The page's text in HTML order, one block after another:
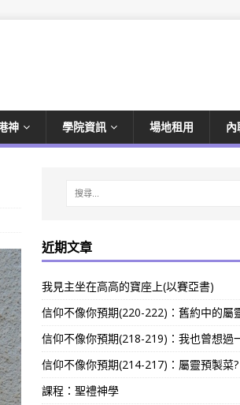
神 學院資訊 場地租用 內
近期文章
我見主坐在高高的寶座上(以賽亞書)
信仰不像你預期(220-222)：舊約中的屬
信仰不像你預期(218-219)：我也曾想過
信仰不像你預期(214-217)：屬靈預製菜?
課程：聖禮神學